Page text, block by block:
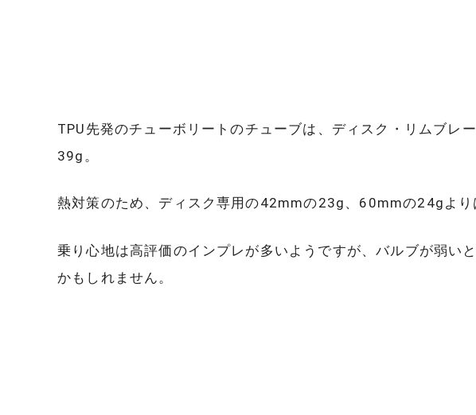
TPU先発のチューボリートのチューブは、ディスク・リムブレ
39g。
熱対策のため、ディスク専用の42mmの23g、60mmの24gより
乗り心地は高評価のインプレが多いようですが、バルブが弱い
かもしれません。